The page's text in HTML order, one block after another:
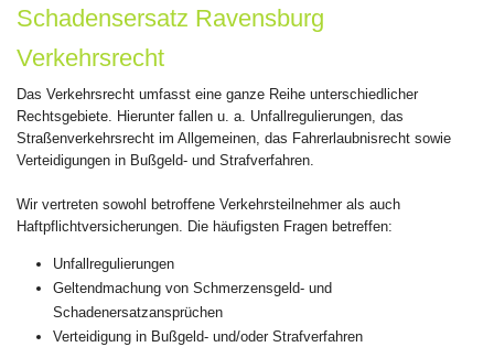
Schadensersatz Ravensburg
Verkehrsrecht
Das Verkehrsrecht umfasst eine ganze Reihe unterschiedlicher
Rechtsgebiete. Hierunter fallen u. a. Unfallregulierungen, das
Straßenverkehrsrecht im Allgemeinen, das Fahrerlaubnisrecht sowie
Verteidigungen in Bußgeld- und Strafverfahren.
Wir vertreten sowohl betroffene Verkehrsteilnehmer als auch
Haftpflichtversicherungen. Die häufigsten Fragen betreffen:
Unfallregulierungen
Geltendmachung von Schmerzensgeld- und
Schadenersatzansprüchen
Verteidigung in Bußgeld- und/oder Strafverfahren